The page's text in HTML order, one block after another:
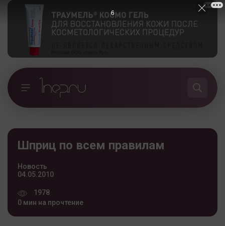
Шприц по всем правилам
Новость
04.05.2010
1978
0 мин на прочтение
5